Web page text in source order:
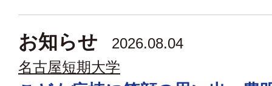
お知らせ
2026.08.04
名古屋短期大学